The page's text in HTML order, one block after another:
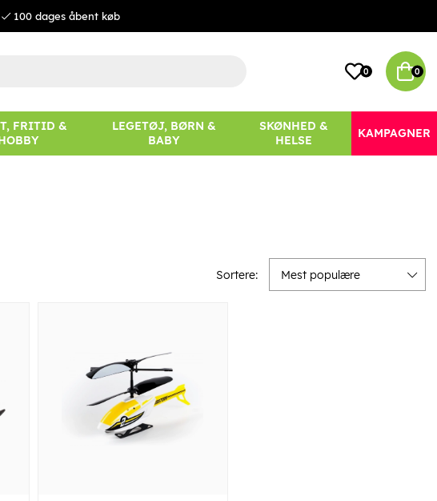
100 dages åbent køb
0 0
FRITID &
LEGETØJ, BØRN &
BABY
SKØNHED &
HELSE
KAMPAGNER
Sortere: Mest populære